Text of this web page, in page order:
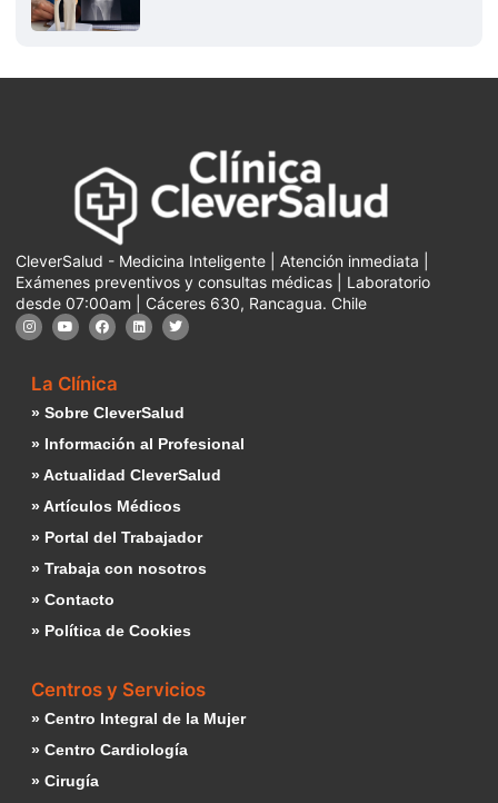
CleverSalud - Medicina Inteligente | Atención inmediata |
Exámenes preventivos y consultas médicas | Laboratorio
desde 07:00am | Cáceres 630, Rancagua. Chile
La Clínica
» Sobre CleverSalud
» Información al Profesional
» Actualidad CleverSalud
» Artículos Médicos
» Portal del Trabajador
» Trabaja con nosotros
» Contacto
» Política de Cookies
Centros y Servicios
» Centro Integral de la Mujer
» Centro Cardiología
» Cirugía